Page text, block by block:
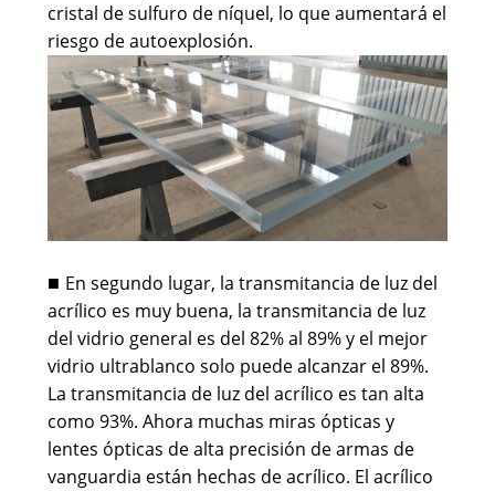
cristal de sulfuro de níquel, lo que aumentará el
riesgo de autoexplosión.
■ En segundo lugar, la transmitancia de luz del
acrílico es muy buena, la transmitancia de luz
del vidrio general es del 82% al 89% y el mejor
vidrio ultrablanco solo puede alcanzar el 89%.
La transmitancia de luz del acrílico es tan alta
como 93%. Ahora muchas miras ópticas y
lentes ópticas de alta precisión de armas de
vanguardia están hechas de acrílico. El acrílico